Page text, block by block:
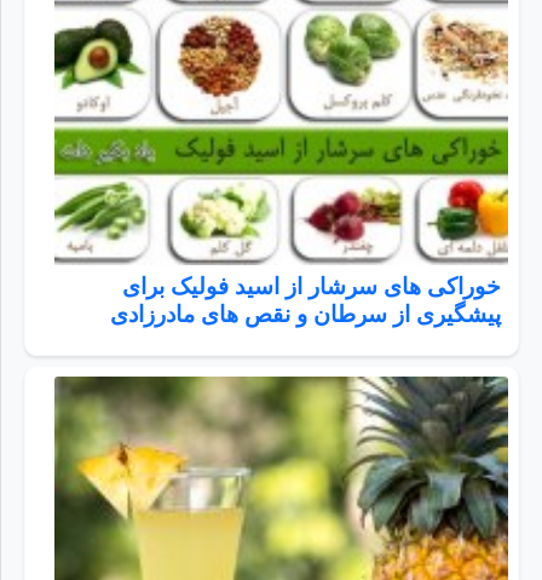
خوراکی های سرشار از اسید فولیک برای
پیشگیری از سرطان و نقص های مادرزادی